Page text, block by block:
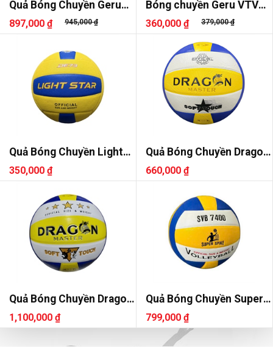
Quả Bóng Chuyền Geru
VTV Cup Pro 7400
897,000 ₫ 945,000 ₫
Bóng chuyền Geru VTV
Cup
360,000 ₫ 379,000 ₫
Quả Bóng Chuyền Light
Star DE73
350,000 ₫
Quả Bóng Chuyền Dragon
DG7000
660,000 ₫
Quả Bóng Chuyền Dragon
DG7700
1,100,000 ₫
Quả Bóng Chuyền Super
Spike SVB 7400
799,000 ₫